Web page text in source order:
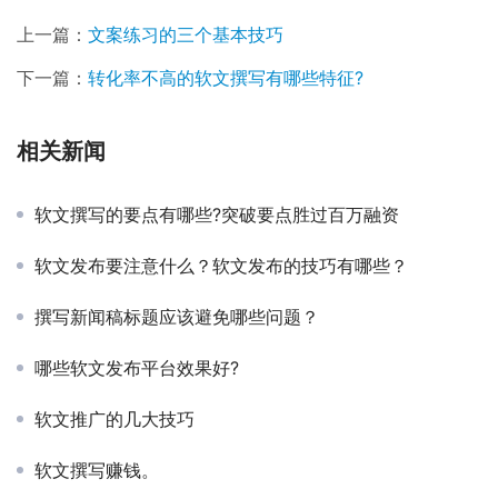
上一篇： 文案练习的三个基本技巧
下一篇： 转化率不高的软文撰写有哪些特征?
相关新闻
软文撰写的要点有哪些?突破要点胜过百万融资
软文发布要注意什么？软文发布的技巧有哪些？
撰写新闻稿标题应该避免哪些问题？
哪些软文发布平台效果好?
软文推广的几大技巧
软文撰写赚钱。